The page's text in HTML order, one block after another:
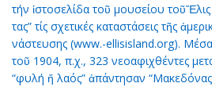
τήν ἱ­στο­σε­λί­δα τοῦ μου­σεί­ου
τας” τίς σχε­τι­κές κα­τα­στά­σεις τῆς
νά­στευ­σης (www.-ellisisland.org).
τοῦ 1904, π.χ., 323 νε­ο­α­φι­χθέν­τες
“φυ­λή ἤ λα­ός” ἀ­πάν­τη­σαν